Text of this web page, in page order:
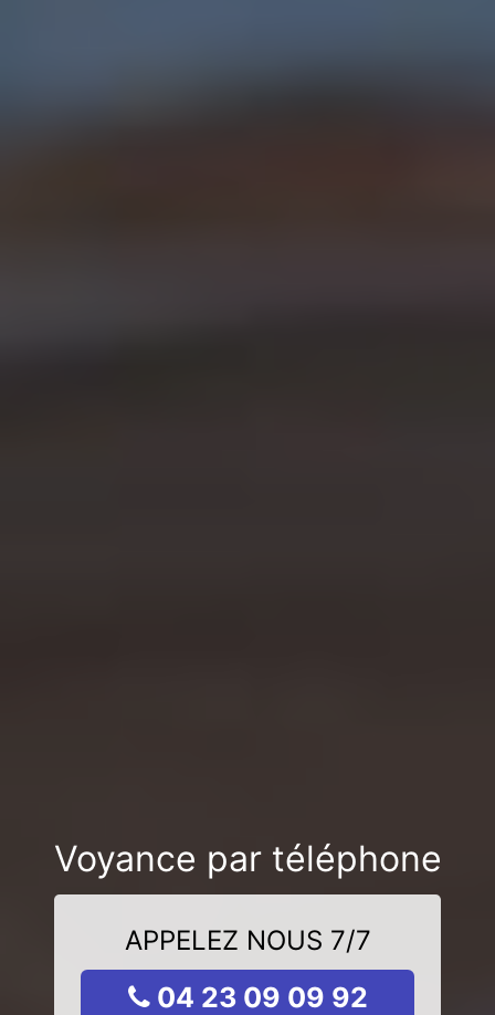
Voyance par téléphone
APPELEZ NOUS 7/7
04 23 09 09 92